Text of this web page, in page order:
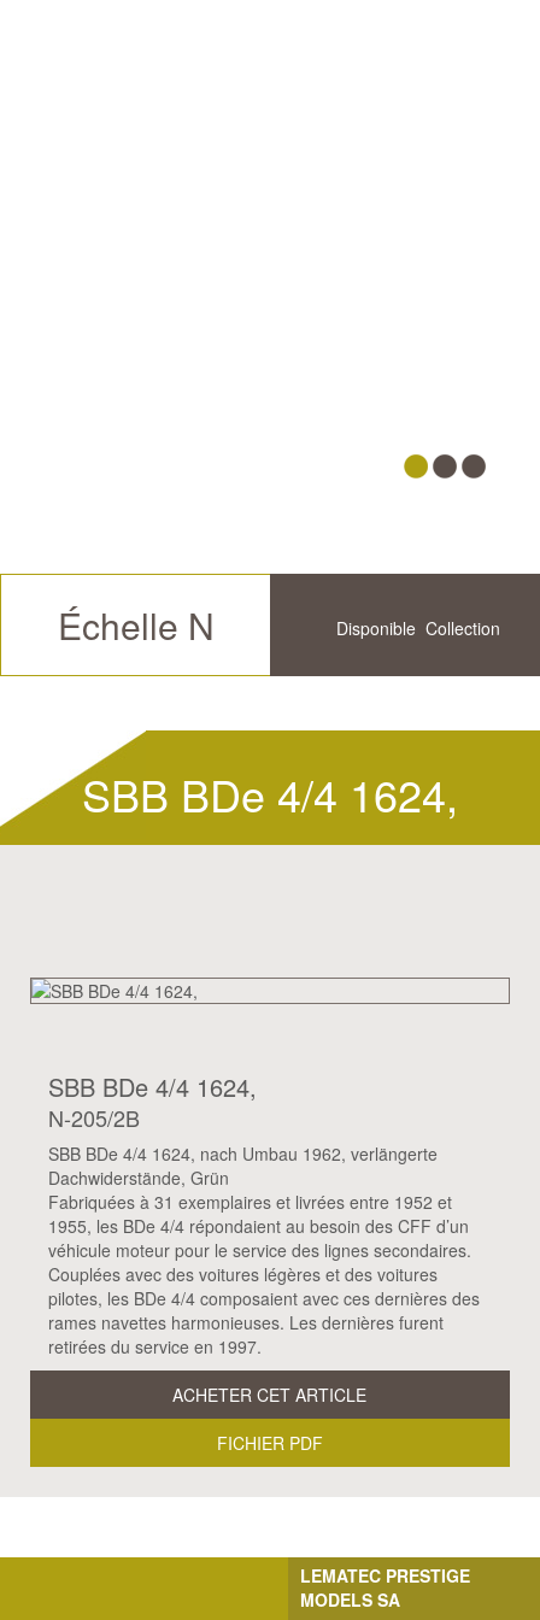
Échelle N Disponible Collection
SBB BDe 4/4 1624,
SBB BDe 4/4 1624,
N-205/2B
SBB BDe 4/4 1624, nach Umbau 1962, verlängerte
Dachwiderstände, Grün
Fabriquées à 31 exemplaires et livrées entre 1952 et
1955, les BDe 4/4 répondaient au besoin des CFF d’un
véhicule moteur pour le service des lignes secondaires.
Couplées avec des voitures légères et des voitures
pilotes, les BDe 4/4 composaient avec ces dernières des
rames navettes harmonieuses. Les dernières furent
retirées du service en 1997.
ACHETER CET ARTICLE
FICHIER PDF
LEMATEC PRESTIGE
MODELS SA